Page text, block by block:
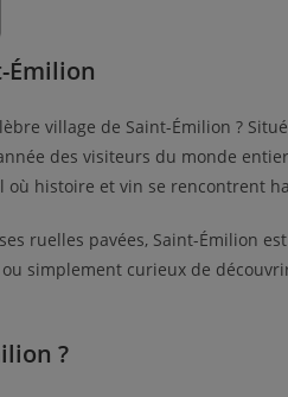
Émilion
village de Saint-Émilion ?
des visiteurs du monde
où histoire et vin se rencontrent
ruelles pavées, Saint-Émilion
simplement curieux de
?